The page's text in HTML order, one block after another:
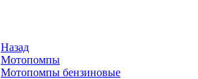
Назад
Мотопомпы
Мотопомпы бензиновые